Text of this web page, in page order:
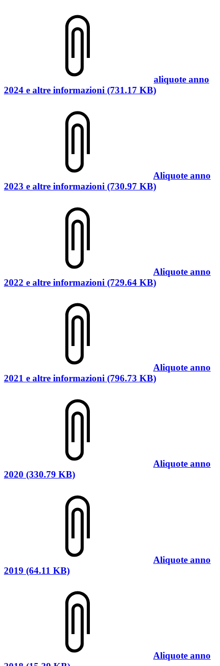
aliquote anno
2024 e altre informazioni (731.17 KB)
Aliquote anno
2023 e altre informazioni (730.97 KB)
Aliquote anno
2022 e altre informazioni (729.64 KB)
Aliquote anno
2021 e altre informazioni (796.73 KB)
Aliquote anno
2020 (330.79 KB)
Aliquote anno
2019 (64.11 KB)
Aliquote anno